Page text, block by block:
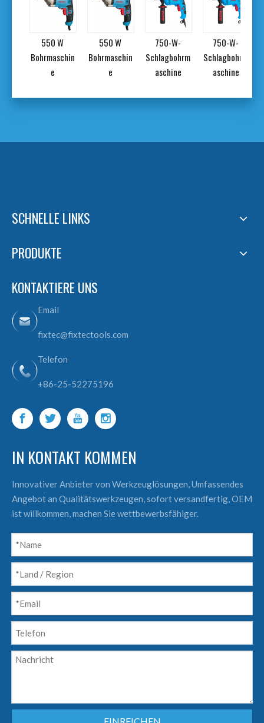
550 W
Bohrmaschin
e
550 W
Bohrmaschin
e
750-W-
Schlagbohrm
aschine
750-W-
Schlagbohrm
aschine
SCHNELLE LINKS
PRODUKTE
KONTAKTIERE UNS
Email
fixtec@fixtectools.com
Telefon
+86-25-52275196
IN KONTAKT KOMMEN
Innovativer Anbieter von Werkzeuglösungen, Umfassendes
Angebot an Qualitätswerkzeugen, sofort versandfertig, OEM
ist willkommen, machen Sie wettbewerbsfähiger.